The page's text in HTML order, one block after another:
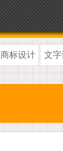
商标设计 文